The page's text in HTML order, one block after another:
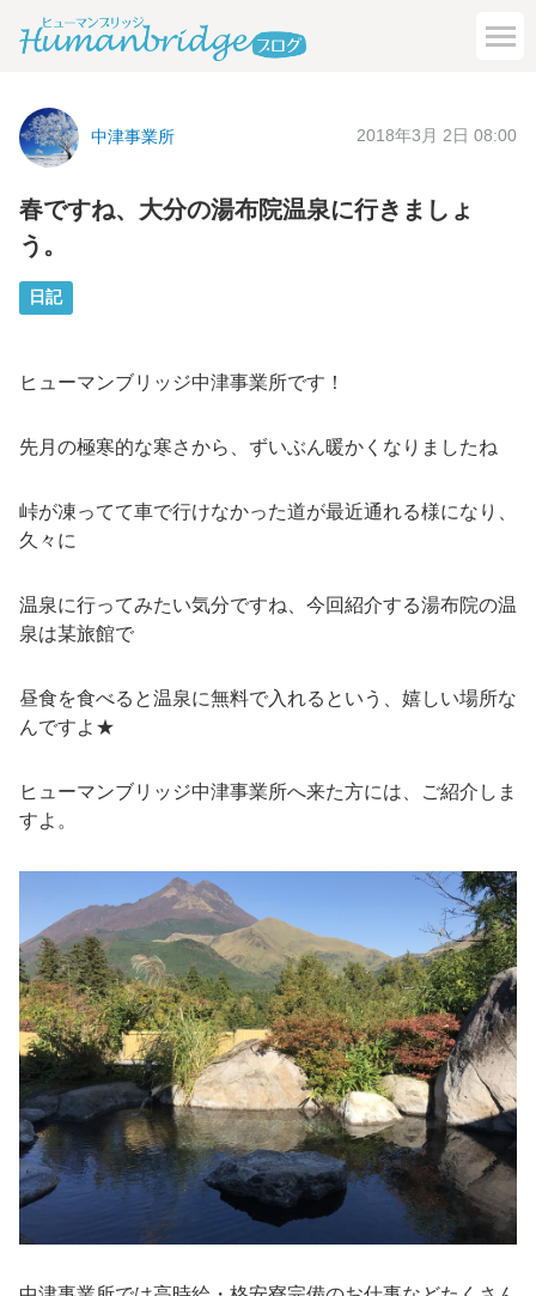
中津事業所 2018年3月 2日 08:00
春ですね、大分の湯布院温泉に行きましょ
う。
日記
ヒューマンブリッジ中津事業所です！
先月の極寒的な寒さから、ずいぶん暖かくなりましたね
峠が凍ってて車で行けなかった道が最近通れる様になり、
久々に
温泉に行ってみたい気分ですね、今回紹介する湯布院の温
泉は某旅館で
昼食を食べると温泉に無料で入れるという、嬉しい場所な
んですよ★
ヒューマンブリッジ中津事業所へ来た方には、ご紹介しま
すよ。